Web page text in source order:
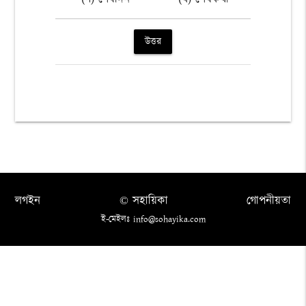
উত্তর
লগইন গোপনীয়তা
© সহায়িকা
ই-মেইলঃ info@sohayika.com